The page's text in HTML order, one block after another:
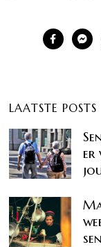
LAATSTE POSTS
er